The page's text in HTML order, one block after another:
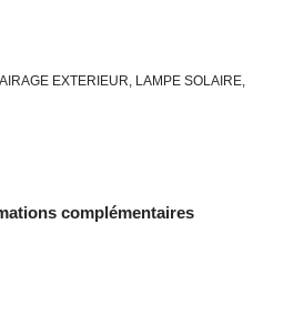
EXTERIEUR, LAMPE SOLAIRE,
complémentaires